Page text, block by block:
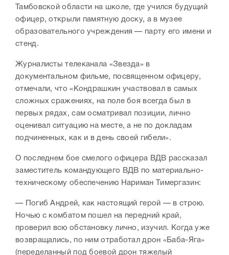
Тамбовской области на школе, где учился будущий
офицер, открыли памятную доску, а в музее
образовательного учреждения — парту его имени и
стенд.
Журналисты телеканала «Звезда» в
документальном фильме, посвященном офицеру,
отмечали, что «Кондрашкин участвовал в самых
сложных сражениях, на поле боя всегда был в
первых рядах, сам осматривал позиции, лично
оценивал ситуацию на месте, а не по докладам
подчиненных, как и в день своей гибели».
О последнем бое смелого офицера ВДВ рассказал
заместитель командующего ВДВ по материально-
техническому обеспечению Нариман Тимергазин:
— Погиб Андрей, как настоящий герой — в строю.
Ночью с комбатом пошел на передний край,
проверил всю обстановку лично, изучил. Когда уже
возвращались, по ним отработал дрон «Баба-Яга»
(переделанный под боевой дрон тяжелый